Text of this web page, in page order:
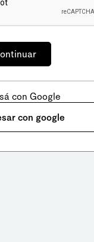
con Google
con google